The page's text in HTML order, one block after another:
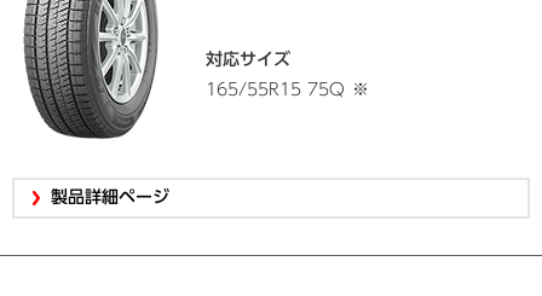
対応サイズ
165/55R15 75Q
※
製品詳細ページ